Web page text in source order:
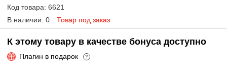
Код товара: 6621
В наличии: 0
Товар под заказ
К этому товару в качестве бонуса доступно
Плагин в подарок ?